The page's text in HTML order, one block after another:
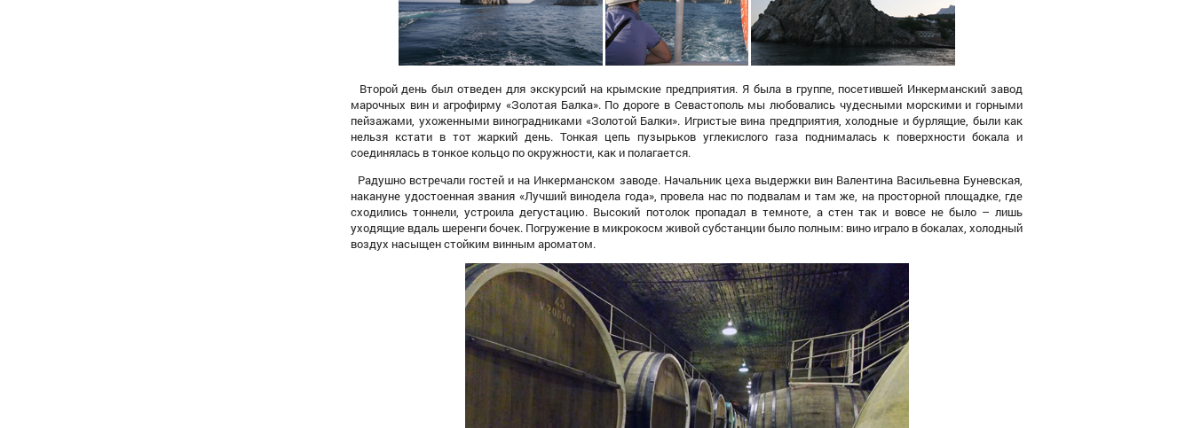
Второй деньбыл отведен для экскурсийна крымские предприятия. Я былав группе, посетившей Инкерманский завод
марочных вин иагрофирму «Золотая Балка». По дороге в Севастополь мы любовались чудесными морскимии горными
пейзажами, ухоженными виноградниками «Золотой Балки». Игристые вина предприятия, холодные и бурлящие, были как
нельзя кстати в тот жаркий день. Тонкая цепь пузырьков углекислого газа поднималась к поверхности бокала и
соединялась втонкое кольцо по окружности, как и полагается.
Радушно встречали гостей и на Инкерманском заводе. Начальник цехавыдержки вин Валентина Васильевна Буневская,
накануне удостоенная звания «Лучший винодела года», провела нас по подвалам и там же, на просторной площадке, где
сходились тоннели, устроила дегустацию. Высокий потолок пропадал в темноте,а стен так и вовсе не было – лишь
уходящие вдаль шеренги бочек. Погружение в микрокосм живой субстанции было полным: вино играло в бокалах, холодный
воздух насыщенстойким винным ароматом.